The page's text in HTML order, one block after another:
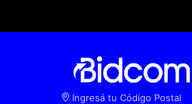
Ingresá tu Código Postal